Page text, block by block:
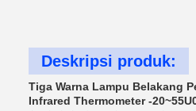
Deskripsi produk:
Tiga Warna Lampu Belakang
Infrared Thermometer -